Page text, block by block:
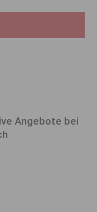
Angebote bei